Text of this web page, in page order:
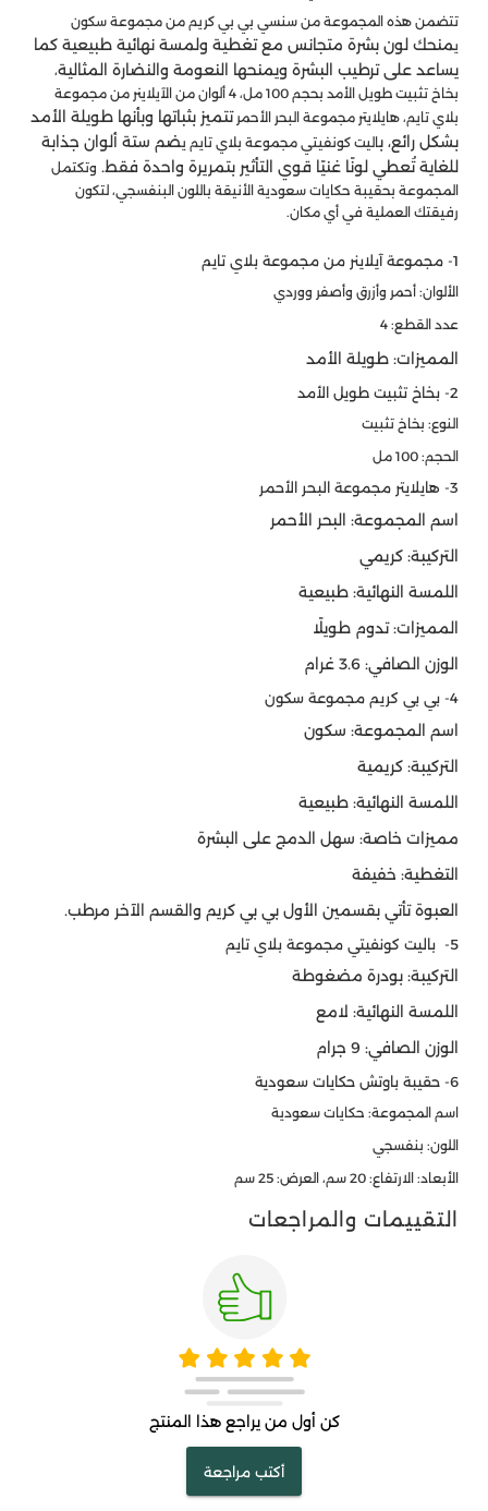
تتضمن هذه المجموعة من سنسي بي بي كريم من مجموعة سكون
يمنحك لون بشرة متجانس مع تغطية ولمسة نهائية طبيعية كما
يساعد على ترطيب البشرة ويمنحها النعومة والنضارة المثالية،
بخاخ تثبيت طويل الأمد بحجم 100 مل، 4 ألوان من الآيلاينر من مجموعة
بلاي تايم، هايلايتر مجموعة البحر الأحمرتتميز بثباتها وبأنها طويلة الأمد
بشكل رائع، باليت كونفيتي مجموعة بلاي تايم يضم ستة ألوان جذابة
للغاية تُعطي لونًا غنيًا قوي التأثير بتمريرة واحدة فقط. وتكتمل
المجموعة بحقيبة حكايات سعودية الأنيقة باللون البنفسجي، لتكون
رفيقتك العملية في أي مكان.
1- مجموعة آيلاينر من مجموعة بلاي تايم
الألوان: أحمر وأزرق وأصفر ووردي
عدد القطع: 4
المميزات: طويلة الأمد
2- بخاخ تثبيت طويل الأمد
النوع: بخاخ تثبيت
الحجم: 100 مل
3- هايلايتر مجموعة البحر الأحمر
اسم المجموعة: البحر الأحمر
التركيبة: كريمي
اللمسة النهائية: طبيعية
المميزات: تدوم طويلًا
الوزن الصافي: 3.6 غرام
4- بي بي كريم مجموعة سكون
اسم المجموعة: سكون
التركيبة: كريمية
اللمسة النهائية: طبيعية
مميزات خاصة: سهل الدمج على البشرة
التغطية: خفيفة
العبوة تأتي بقسمين الأول بي بي كريم والقسم الآخر مرطب.
5- باليت كونفيتي مجموعة بلاي تايم
التركيبة: بودرة مضغوطة
اللمسة النهائية: لامع
الوزن الصافي: 9 جرام
6- حقيبة باوتش حكايات سعودية
اسم المجموعة: حكايات سعودية
اللون: بنفسجي
الأبعاد: الارتفاع: 20 سم، العرض: 25 سم
التقييمات والمراجعات
كن أول من يراجع هذا المنتج
أكتب مراجعة